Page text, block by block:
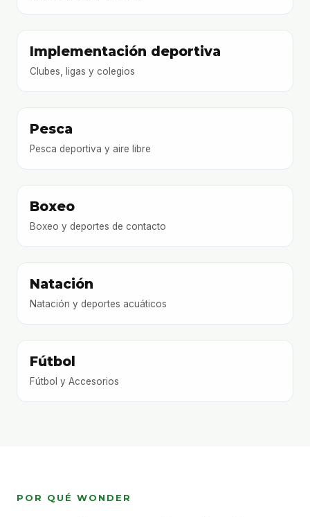
Implementación deportiva
Clubes, ligas y colegios
Pesca
Pesca deportiva y aire libre
Boxeo
Boxeo y deportes de contacto
Natación
Natación y deportes acuáticos
Fútbol
Fútbol y Accesorios
POR QUÉ WONDER